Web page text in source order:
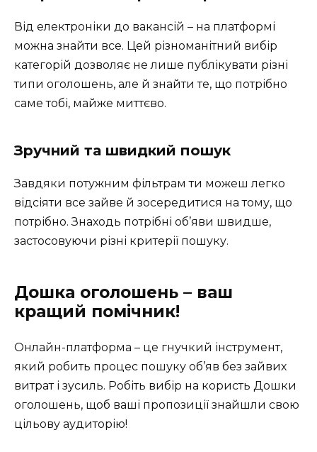
Від електроніки до вакансій – на платформі
можна знайти все. Цей різноманітний вибір
категорій дозволяє не лише публікувати різні
типи оголошень, але й знайти те, що потрібно
саме тобі, майже миттєво.
Зручний та швидкий пошук
Завдяки потужним фільтрам ти можеш легко
відсіяти все зайве й зосередитися на тому, що
потрібно. Знаходь потрібні об’яви швидше,
застосовуючи різні критерії пошуку.
Дошка оголошень – ваш
кращий помічник!
Онлайн-платформа – це гнучкий інструмент,
який робить процес пошуку об’яв без зайвих
витрат і зусиль. Робіть вибір на користь Дошки
оголошень, щоб ваші пропозиції знайшли свою
цільову аудиторію!